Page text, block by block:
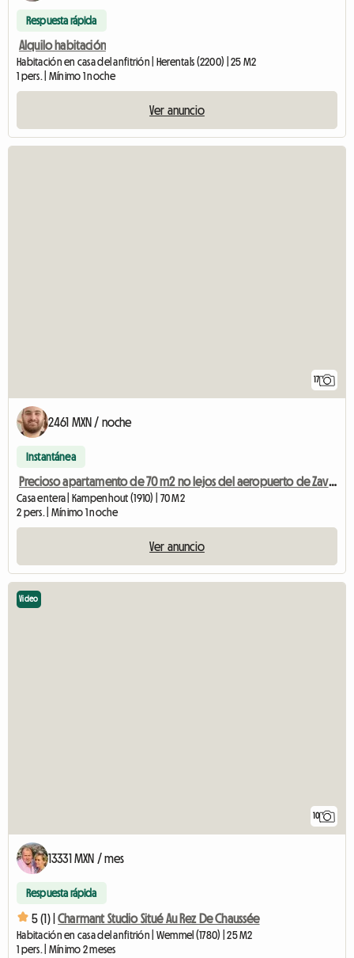
Respuesta rápida
Alquilo habitación
Habitación en casa del anfitrión | Herentals (2200) | 25 M2
1 pers. | Mínimo 1 noche
Ver anuncio
17
2461 MXN / noche
Instantánea
Precioso apartamento de 70 m2 no lejos del aeropuerto de Zaventem.
Casa entera | Kampenhout (1910) | 70 M2
2 pers. | Mínimo 1 noche
Ver anuncio
10
Video
13331 MXN / mes
Respuesta rápida
5 (1) | Charmant Studio Situé Au Rez De Chaussée
Habitación en casa del anfitrión | Wemmel (1780) | 25 M2
1 pers. | Mínimo 2 meses